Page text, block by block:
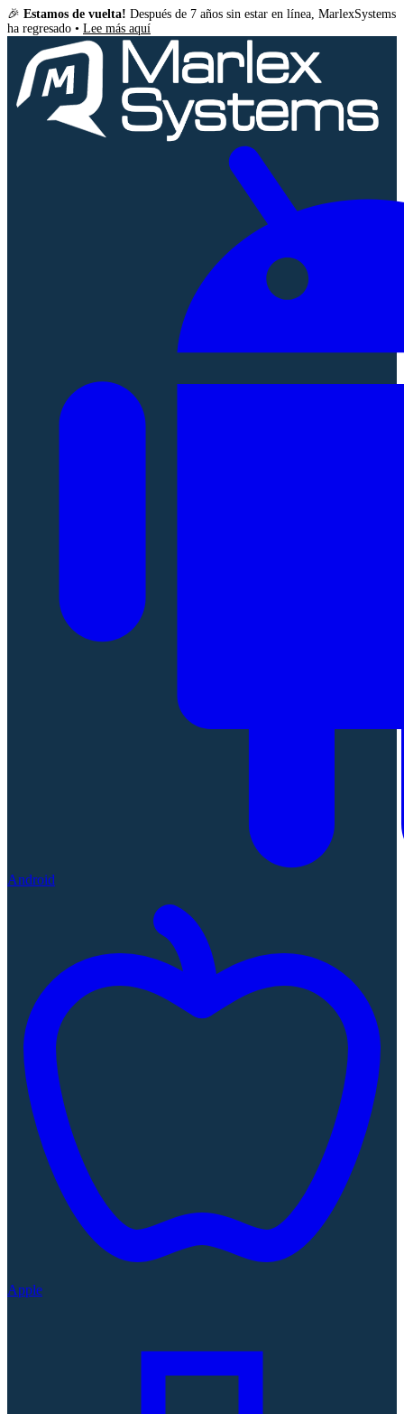
🎉 Estamos de vuelta! Después de 7 años sin estar en línea, MarlexSystems
ha regresado • Lee más aquí
Android
Apple